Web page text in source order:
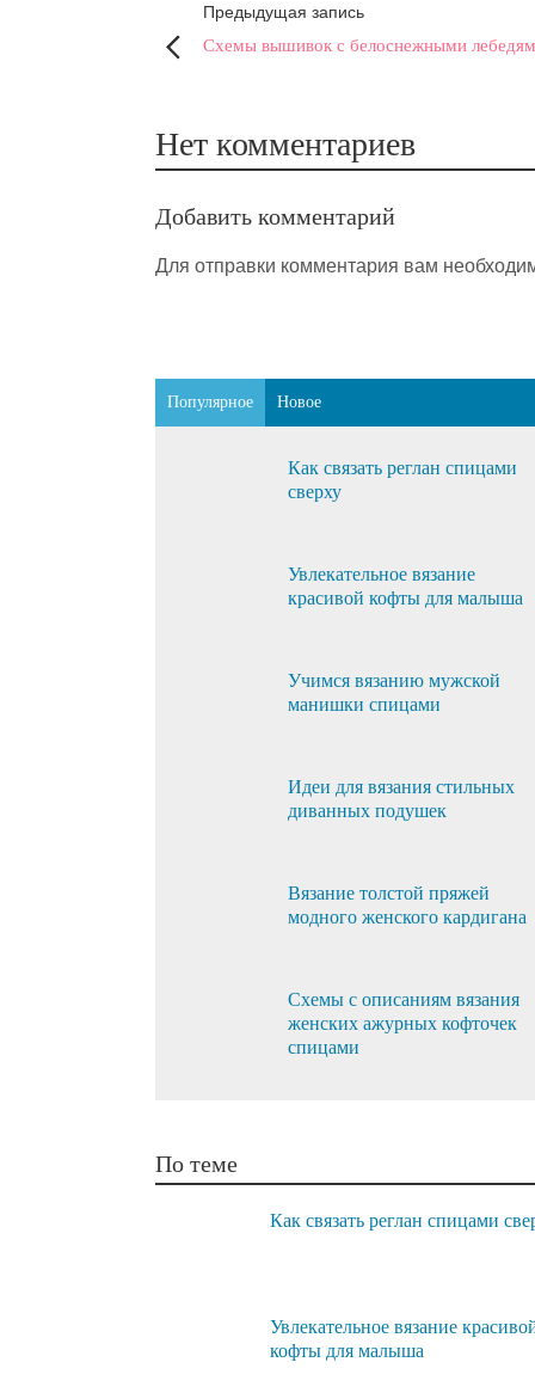
Предыдущая запись
Схемы вышивок с белоснежными
Нет комментариев
Добавить комментарий
Для отправки комментария вам
Популярное Новое
Как связать реглан спицами
сверху
Увлекательное вязание
красивой кофты для малыша
Учимся вязанию мужской
манишки спицами
Идеи для вязания стильных
диванных подушек
Вязание толстой пряжей
модного женского кардигана
Схемы с описаниям вязания
женских ажурных кофточек
спицами
По теме
Как связать реглан спицами
Увлекательное вязание
кофты для малыша